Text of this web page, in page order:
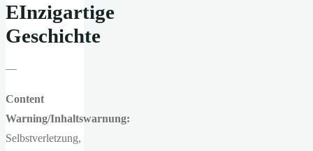
EInzigartige
Geschichte
—
Content
Warning/Inhaltswarnung:
Selbstverletzung,